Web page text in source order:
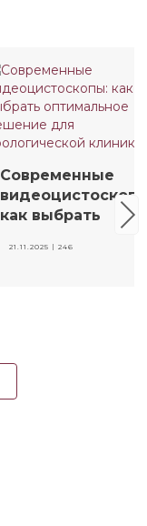
Современные
как выбрать
решение для
21.11.2025 | 246